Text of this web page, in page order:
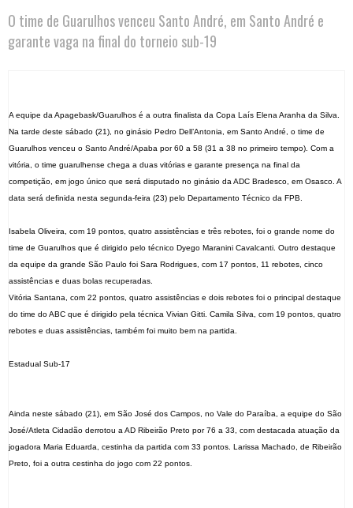
O time de Guarulhos venceu Santo André, em Santo André e
garante vaga na final do torneio sub-19
A equipe da Apagebask/Guarulhos é a outra finalista da Copa Laís Elena Aranha da Silva.
Na tarde deste sábado (21), no ginásio Pedro Dell’Antonia, em Santo André, o time de
Guarulhos venceu o Santo André/Apaba por 60 a 58 (31 a 38 no primeiro tempo). Com a
vitória, o time guarulhense chega a duas vitórias e garante presença na final da
competição, em jogo único que será disputado no ginásio da ADC Bradesco, em Osasco. A
data será definida nesta segunda-feira (23) pelo Departamento Técnico da FPB.
Isabela Oliveira, com 19 pontos, quatro assistências e três rebotes, foi o grande nome do
time de Guarulhos que é dirigido pelo técnico Dyego Maranini Cavalcanti. Outro destaque
da equipe da grande São Paulo foi Sara Rodrigues, com 17 pontos, 11 rebotes, cinco
assistências e duas bolas recuperadas.
Vitória Santana, com 22 pontos, quatro assistências e dois rebotes foi o principal destaque
do time do ABC que é dirigido pela técnica Vivian Gitti. Camila Silva, com 19 pontos, quatro
rebotes e duas assistências, também foi muito bem na partida.
Estadual Sub-17
Ainda neste sábado (21), em São José dos Campos, no Vale do Paraíba, a equipe do São
José/Atleta Cidadão derrotou a AD Ribeirão Preto por 76 a 33, com destacada atuação da
jogadora Maria Eduarda, cestinha da partida com 33 pontos. Larissa Machado, de Ribeirão
Preto, foi a outra cestinha do jogo com 22 pontos.